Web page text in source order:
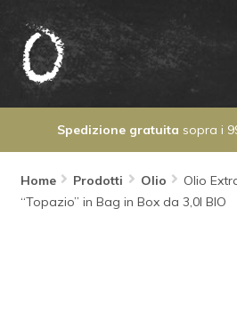
Vai
alla
navigazione
Vai
al
contenuto
HOME
CHI SONO
Spedizione gratuita sopra i
Home Prodotti Olio
Olio
“Topazio” in Bag in Box da 3,0l BIO